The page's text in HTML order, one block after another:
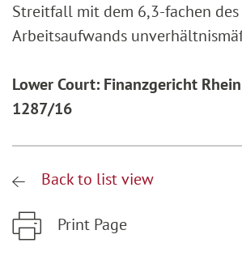
Streitfall mit dem 6,3-fachen des
Arbeitsaufwands
Lower Court: Finanzgericht
1287/16
Back to list view
Print Page